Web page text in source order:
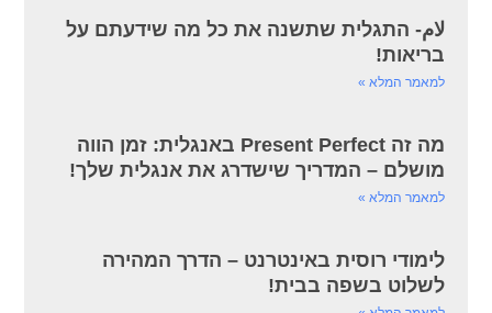
لام- התגלית שתשנה את כל מה שידעתם על
בריאות!
למאמר המלא »
מה זה Present Perfect באנגלית: זמן הווה
מושלם – המדריך שישדרג את אנגלית שלך!
למאמר המלא »
לימודי רוסית באינטרנט – הדרך המהירה
לשלוט בשפה בבית!